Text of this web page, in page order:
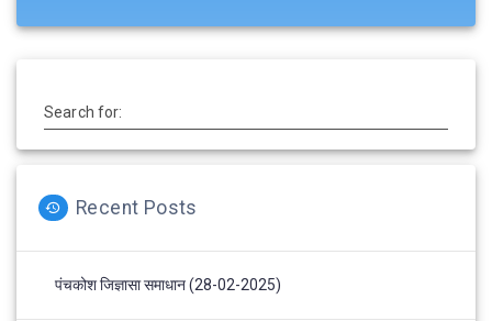
Search for:
Recent Posts
पंचकोश जिज्ञासा समाधान (28-02-2025)